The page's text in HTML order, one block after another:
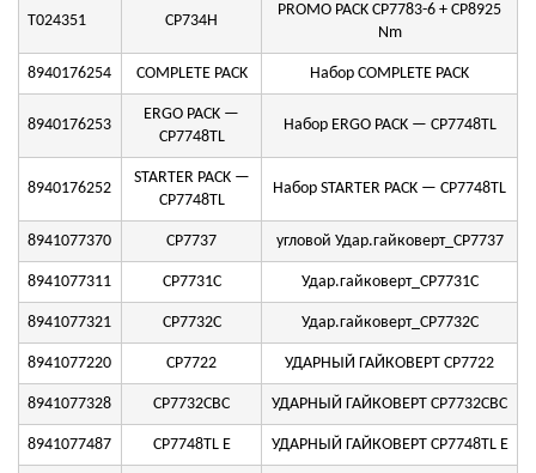
T024351 CP734H
PROMO PACK CP7783-6 + CP8925
Nm
8940176254 COMPLETE PACK Набор COMPLETE PACK
8940176253
ERGO PACK —
CP7748TL
Набор ERGO PACK — CP7748TL
8940176252
STARTER PACK —
CP7748TL
Набор STARTER PACK — CP7748TL
8941077370 CP7737 угловой Удар.гайковерт_CP7737
8941077311 CP7731C Удар.гайковерт_CP7731C
8941077321 CP7732C Удар.гайковерт_CP7732C
8941077220 CP7722 УДАРНЫЙ ГАЙКОВЕРТ CP7722
8941077328 CP7732CBC УДАРНЫЙ ГАЙКОВЕРТ CP7732CBC
8941077487 CP7748TL E УДАРНЫЙ ГАЙКОВЕРТ CP7748TL E